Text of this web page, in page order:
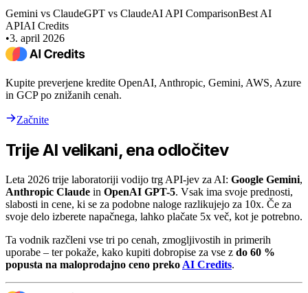
Gemini vs ClaudeGPT vs ClaudeAI API ComparisonBest AI
APIAI Credits
•3. april 2026
Kupite preverjene kredite OpenAI, Anthropic, Gemini, AWS, Azure
in GCP po znižanih cenah.
Začnite
Trije AI velikani, ena odločitev
Leta 2026 trije laboratoriji vodijo trg API-jev za AI: Google Gemini,
Anthropic Claude in OpenAI GPT-5. Vsak ima svoje prednosti,
slabosti in cene, ki se za podobne naloge razlikujejo za 10x. Če za
svoje delo izberete napačnega, lahko plačate 5x več, kot je potrebno.
Ta vodnik razčleni vse tri po cenah, zmogljivostih in primerih
uporabe – ter pokaže, kako kupiti dobropise za vse z do 60 %
popusta na maloprodajno ceno preko AI Credits.